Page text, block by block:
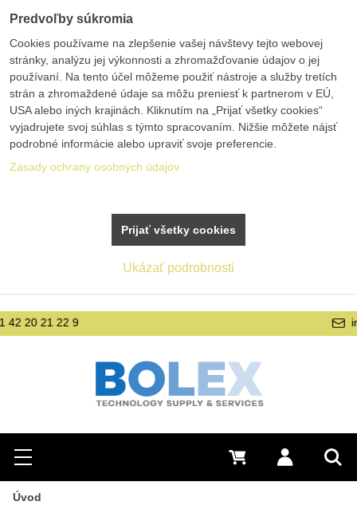
Hľadať
Menu Prihlásiť sa
0 €
Úvod
Predvoľby súkromia
Cookies používame na zlepšenie vašej návštevy tejto webovej
stránky, analýzu jej výkonnosti a zhromažďovanie údajov o jej
používaní. Na tento účel môžeme použiť nástroje a služby tretích
strán a zhromaždené údaje sa môžu preniesť k partnerom v EÚ,
USA alebo iných krajinách. Kliknutím na „Prijať všetky cookies“
vyjadrujete svoj súhlas s týmto spracovaním. Nižšie môžete nájsť
podrobné informácie alebo upraviť svoje preferencie.
Zásady ochrany osobných údajov
Ukázať podrobnosti
Prijať všetky cookies